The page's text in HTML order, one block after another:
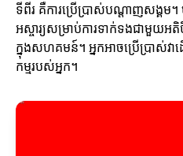
ទីពីរ គឺការប្រើប្រាស់បណ្តាញសង្គ
អស្ចារ្យសម្រាប់ការទាក់ទងជាមួយអតិ
ក្នុងសហគមន៍។ អ្នកអាចប្រើប្រាស់វ
កម្មរបស់អ្នក។